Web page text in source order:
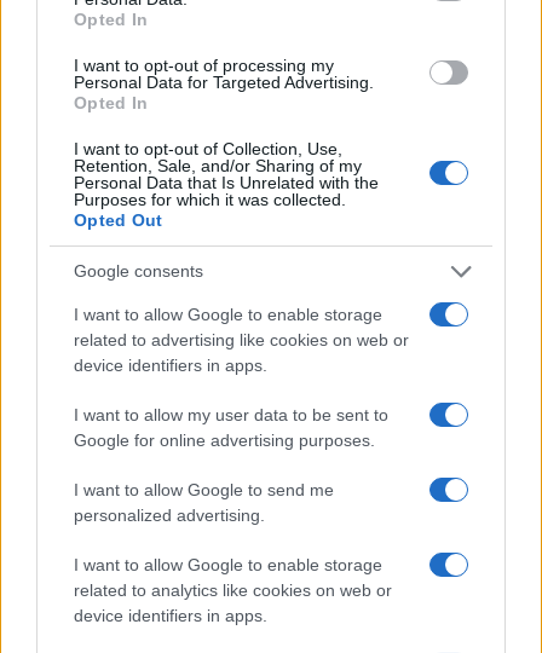
Opted In
I want to opt-out of processing my
Personal Data for Targeted Advertising.
Opted In
I want to opt-out of Collection, Use,
Retention, Sale, and/or Sharing of my
Personal Data that Is Unrelated with the
Purposes for which it was collected.
Opted Out
Google consents
I want to allow Google to enable storage
related to advertising like cookies on web or
device identifiers in apps.
I want to allow my user data to be sent to
Google for online advertising purposes.
I want to allow Google to send me
personalized advertising.
I want to allow Google to enable storage
related to analytics like cookies on web or
device identifiers in apps.
Andrea Conforti
Andrea Conforti, 46enne torinese dal look
trasforma dati e clip in racconti social. Ricorda
quando annotò la rimonta al box stampa dello
Stadio Olimpico Grande Torino: da
che propugna spiegazioni visive per il tifoso
allenatore under15 al Chieri e ciclista urbano.